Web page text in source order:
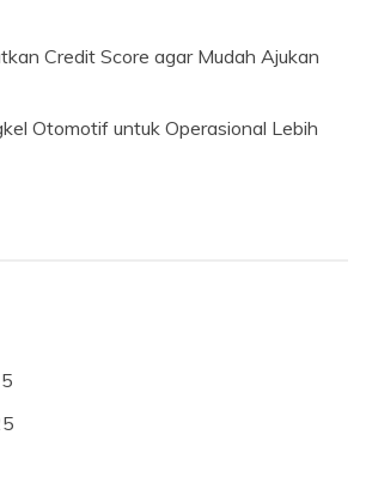
Credit Score agar Mudah Ajukan
Otomotif untuk Operasional Lebih